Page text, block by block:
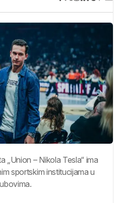
„Union – Nikola Tesla“ ima
sportskim institucijama u